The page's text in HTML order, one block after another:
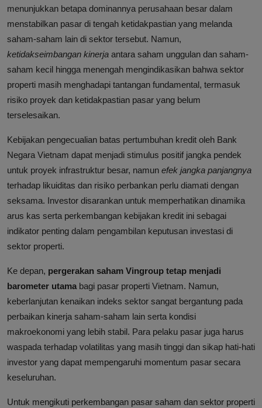
menunjukkan betapa dominannya perusahaan besar dalam
menstabilkan pasar di tengah ketidakpastian yang melanda
saham-saham lain di sektor tersebut. Namun,
ketidakseimbangan kinerja antara saham unggulan dan saham-
saham kecil hingga menengah mengindikasikan bahwa sektor
properti masih menghadapi tantangan fundamental, termasuk
risiko proyek dan ketidakpastian pasar yang belum
terselesaikan.
Kebijakan pengecualian batas pertumbuhan kredit oleh Bank
Negara Vietnam dapat menjadi stimulus positif jangka pendek
untuk proyek infrastruktur besar, namun efek jangka panjangnya
terhadap likuiditas dan risiko perbankan perlu diamati dengan
seksama. Investor disarankan untuk memperhatikan dinamika
arus kas serta perkembangan kebijakan kredit ini sebagai
indikator penting dalam pengambilan keputusan investasi di
sektor properti.
Ke depan, pergerakan saham Vingroup tetap menjadi
barometer utama bagi pasar properti Vietnam. Namun,
keberlanjutan kenaikan indeks sektor sangat bergantung pada
perbaikan kinerja saham-saham lain serta kondisi
makroekonomi yang lebih stabil. Para pelaku pasar juga harus
waspada terhadap volatilitas yang masih tinggi dan sikap hati-hati
investor yang dapat mempengaruhi momentum pasar secara
keseluruhan.
Untuk mengikuti perkembangan pasar saham dan sektor properti